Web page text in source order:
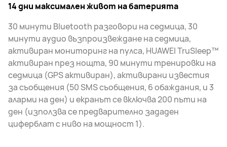
14 дни максимален живот на батерията
30 минути Bluetooth разговори на седмица, 30
минути аудио възпроизвеждане на седмица,
активиран мониторинг на пулса, HUAWEI TruSleep™
активиран през нощта, 90 минути тренировки на
седмица (GPS активиран), активирани известия
за съобщения (50 SMS съобщения, 6 обаждания, и 3
аларми на ден) и екранът се включва 200 пъти на
ден (използва се предварително зададен
циферблат с ниво на мощност 1).